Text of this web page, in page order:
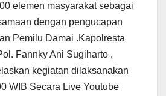
elemen masyarakat sebagai
dengan pengucapan
Pemilu Damai .Kapolresta
Fannky Ani Sugiharto ,
kegiatan dilaksanakan
WIB Secara Live Youtube